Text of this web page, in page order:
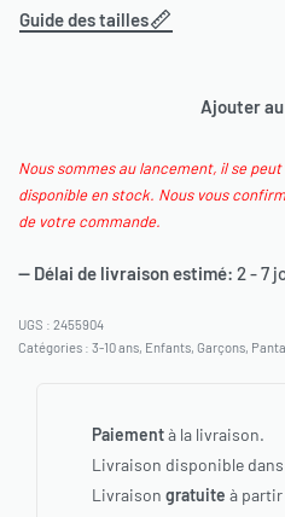
Guide des tailles
Ajouter
Nous sommes au lancement, il se
disponible en stock. Nous vous
de votre commande.
— Délai de livraison estimé: 2 - 7
2455904
Catégories : 3-10 ans, Enfants, Garçons,
Paiementà la livraison.
Livraison disponible dans
Livraison gratuite à partir